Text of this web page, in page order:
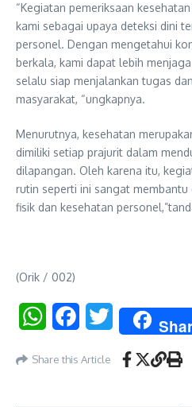
“Kegiatan pemeriksaan
kami sebagai upaya deteksi dini
personel. Dengan mengetahui
berkala, kami dapat lebih
selalu siap menjalankan tugas
masyarakat, “ungkapnya.
Menurutnya, kesehatan
dimiliki setiap prajurit dalam
dilapangan. Oleh karena itu,
rutin seperti ini sangat membantu
fisik dan kesehatan
(Orik / 002)
WhatsAppFacebookTwitter
Share this Article